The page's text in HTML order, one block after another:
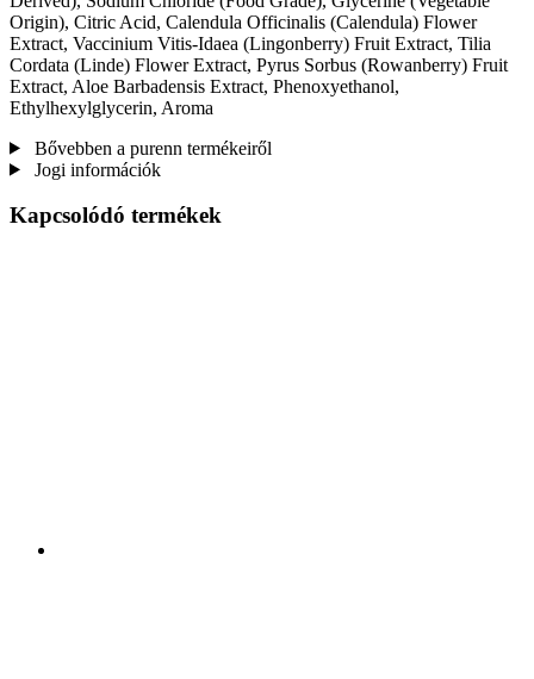
Origin), Citric Acid, Calendula Officinalis (Calendula) Flower
Extract, Vaccinium Vitis-Idaea (Lingonberry) Fruit Extract, Tilia
Cordata (Linde) Flower Extract, Pyrus Sorbus (Rowanberry) Fruit
Extract, Aloe Barbadensis Extract, Phenoxyethanol,
Ethylhexylglycerin, Aroma
Bővebben a purenn termékeiről
Jogi információk
Kapcsolódó termékek